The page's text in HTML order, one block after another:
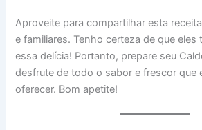
Aproveite para compartilhar esta
e familiares. Tenho certeza de que
essa delícia! Portanto, prepare seu
desfrute de todo o sabor e frescor que
oferecer. Bom apetite!